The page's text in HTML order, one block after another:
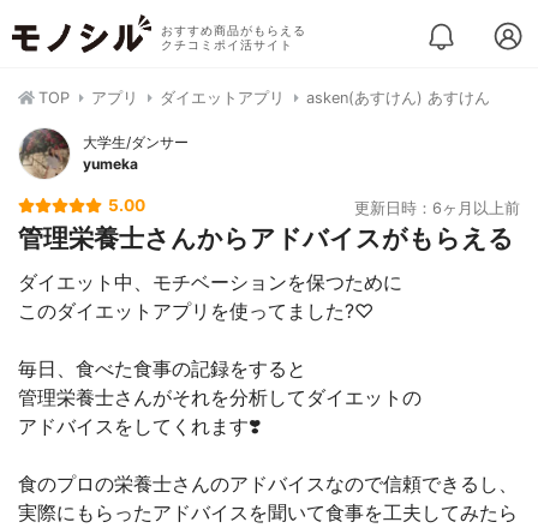
おすすめ商品がもらえる
クチコミポイ活サイト
TOP アプリ ダイエットアプリ asken(あすけん) あすけん
大学生/ダンサー
yumeka
5.00 更新日時：6ヶ月以上前
管理栄養士さんからアドバイスがもらえる
ダイエット中、モチベーションを保つために
このダイエットアプリを使ってました?♡
毎日、食べた食事の記録をすると
管理栄養士さんがそれを分析してダイエットの
アドバイスをしてくれます❣️
食のプロの栄養士さんのアドバイスなので信頼できるし、
実際にもらったアドバイスを聞いて食事を工夫してみたら